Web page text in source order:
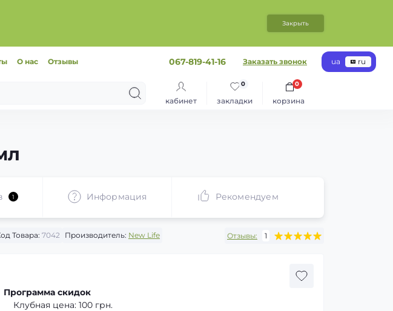
Закрыть
О нас Отзывы 067-819-41-16 Заказать звонок ua ru
кабинет закладки
0
корзина
0
1 Информация Рекомендуем
Товара: 7042 Производитель: New Life Отзывы: 1
Программа скидок
Клубная цена: 100 грн.